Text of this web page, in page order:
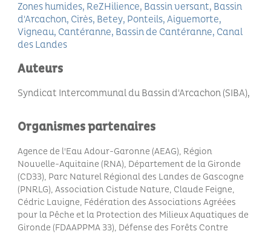
Zones humides ReZHilience Bassin versant Bassin
d'Arcachon Cirès Betey Ponteils Aiguemorte
Vigneau Cantéranne Bassin de Cantéranne Canal
des Landes
Auteurs
Syndicat Intercommunal du Bassin d'Arcachon (SIBA)
Organismes partenaires
Agence de l'Eau Adour-Garonne (AEAG), Région
Nouvelle-Aquitaine (RNA), Département de la Gironde
(CD33), Parc Naturel Régional des Landes de Gascogne
(PNRLG), Association Cistude Nature, Claude Feigne,
Cédric Lavigne, Fédération des Associations Agréées
pour la Pêche et la Protection des Milieux Aquatiques de
Gironde (FDAAPPMA 33), Défense des Forêts Contre